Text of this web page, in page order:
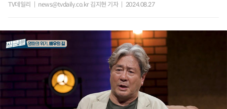
TV데일리 news@tvdaily.co.kr 김지현 기자 2024.08.27